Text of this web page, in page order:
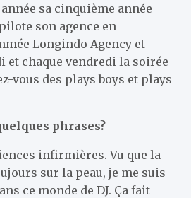
sa cinquième année
son agence en
Longindo Agency et
et chaque vendredi la soirée
vous des plays boys et plays
phrases?
infirmières. Vu que la
sur la peau, je me suis
ce monde de DJ. Ça fait